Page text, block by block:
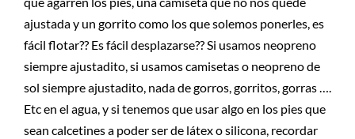
ajustada y un gorrito como los que solemos ponerles, es
fácil flotar?? Es fácil desplazarse?? Si usamos neopreno
siempre ajustadito, si usamos camisetas o neopreno de
sol siempre ajustadito, nada de gorros, gorritos, gorras ….
Etc en el agua, y si tenemos que usar algo en los pies que
sean calcetines a poder ser de látex o silicona, recordar